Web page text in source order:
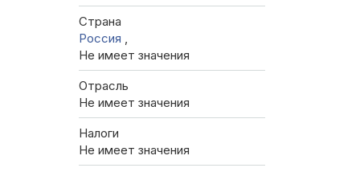
Страна
Россия ,
Не имеет значения
Отрасль
Не имеет значения
Налоги
Не имеет значения